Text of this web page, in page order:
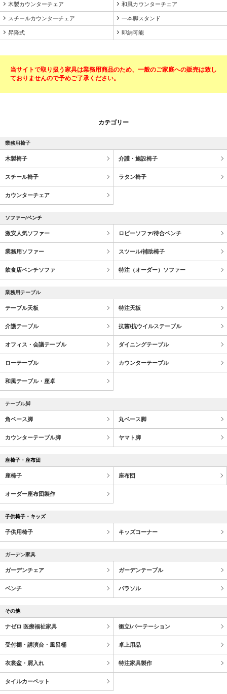
木製カウンターチェア 和風カウンターチェア
スチールカウンターチェア 一本脚スタンド
昇降式 即納可能
当サイトで取り扱う家具は業務用商品のため、一般のご家庭への販売は致し
ておりませんので予めご了承ください。
カテゴリー
業務用椅子
木製椅子 介護・施設椅子
スチール椅子 ラタン椅子
カウンターチェア
ソファー/ベンチ
激安人気ソファー ロビーソファ/待合ベンチ
業務用ソファー スツール/補助椅子
飲食店ベンチソファ 特注（オーダー）ソファー
業務用テーブル
テーブル天板 特注天板
介護テーブル 抗菌/抗ウイルステーブル
オフィス・会議テーブル ダイニングテーブル
ローテーブル カウンターテーブル
和風テーブル・座卓
テーブル脚
角ベース脚 丸ベース脚
カウンターテーブル脚 ヤマト脚
座椅子・座布団
座椅子 座布団
オーダー座布団製作
子供椅子・キッズ
子供用椅子 キッズコーナー
ガーデン家具
ガーデンチェア ガーデンテーブル
ベンチ パラソル
その他
ナゼロ 医療福祉家具 衝立/パーテーション
受付棚・講演台・風呂桶 卓上用品
衣裳盆・屑入れ 特注家具製作
タイルカーペット